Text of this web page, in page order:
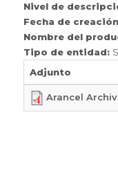
Nivel de
Fecha de
Nombre del
Tipo de entidad:
Adjunto
Arancel